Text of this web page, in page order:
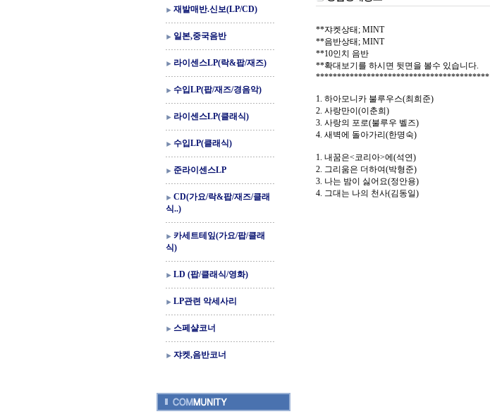
재발매반.신보(LP/CD)
일본,중국음반
라이센스LP(락&팝/재즈)
수입LP(팝/재즈/경음악)
라이센스LP(클래식)
수입LP(클래식)
준라이센스LP
CD(가요/락&팝/재즈/클래
식..)
카세트테잎(가요/팝/클래
식)
LD (팝/클래식/영화)
LP관련 악세사리
스페샬코너
쟈켓,음반코너
**쟈켓상태; MINT
**음반상태; MINT
**10인치 음반
**확대보기를 하시면 뒷면을 볼수 있습니다.
*****************************************
1. 하아모니카 불루우스(최희준)
2. 사랑만이(이춘희)
3. 사랑의 포로(불루우 벨즈)
4. 새벽에 돌아가리(한명숙)
1. 내꿈은<코리아>에(석연)
2. 그리움은 더하여(박형준)
3. 나는 밤이 싫어요(정안용)
4. 그대는 나의 천사(김동일)